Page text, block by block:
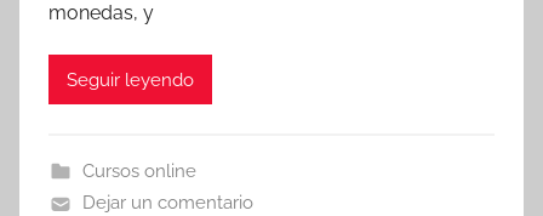
monedas, y
Seguir leyendo
Cursos online
Dejar un comentario